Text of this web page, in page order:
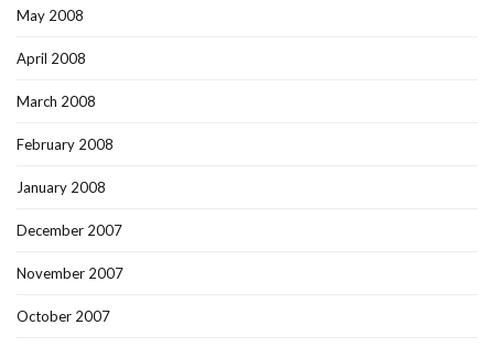
May 2008
April 2008
March 2008
February 2008
January 2008
December 2007
November 2007
October 2007